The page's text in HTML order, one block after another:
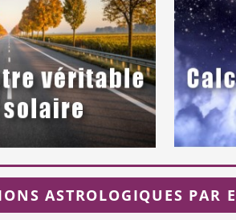
ASTROLOGIQUES PAR